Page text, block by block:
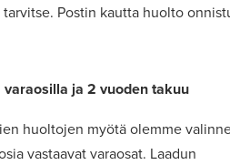
Postin kautta huolto
ja 2 vuoden takuu
huoltojen myötä olemme
vastaavat varaosat. Laadun